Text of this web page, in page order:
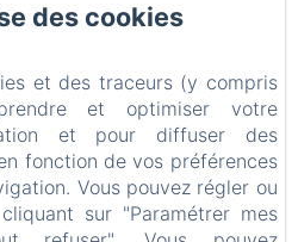
d'hôtes
& événements
Contact
confidentialité
des cookies
et des traceurs (y compris
et optimiser votre
et pour diffuser des
fonction de vos préférences
Vous pouvez régler ou
sur "Paramétrer mes